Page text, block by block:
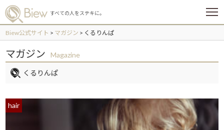
すべての人をステキに。
メ
ー
Biew公式サイト > マガジン > くるりんぱ
マガジン Magazine
くるりんぱ
hair